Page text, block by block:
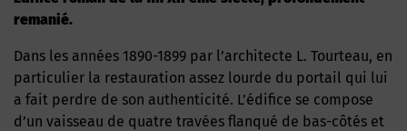
remanié.
Dans les années 1890-1899 par l’architecte L. Tourteau, en
particulier la restauration assez lourde du portail qui lui
a fait perdre de son authenticité. L’édifice se compose
d’un vaisseau de quatre travées flanqué de bas-côtés et